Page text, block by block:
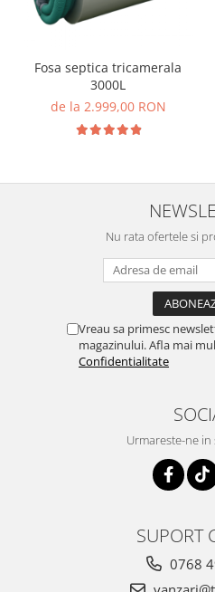
Fosa septica tricamerala
3000L
de la 2.999,00 RON
Nu rata ofertele si
Vreau sa primesc
magazinului. Afla mai
Confidentialitate
Urmareste-ne in
SUPORT
0768